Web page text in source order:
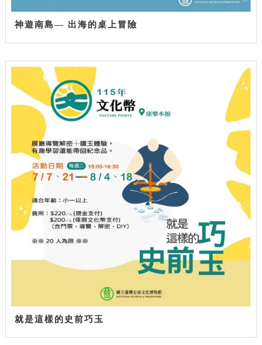
神遊南島— 出海的桌上冒險
就是這樣的史前巧玉